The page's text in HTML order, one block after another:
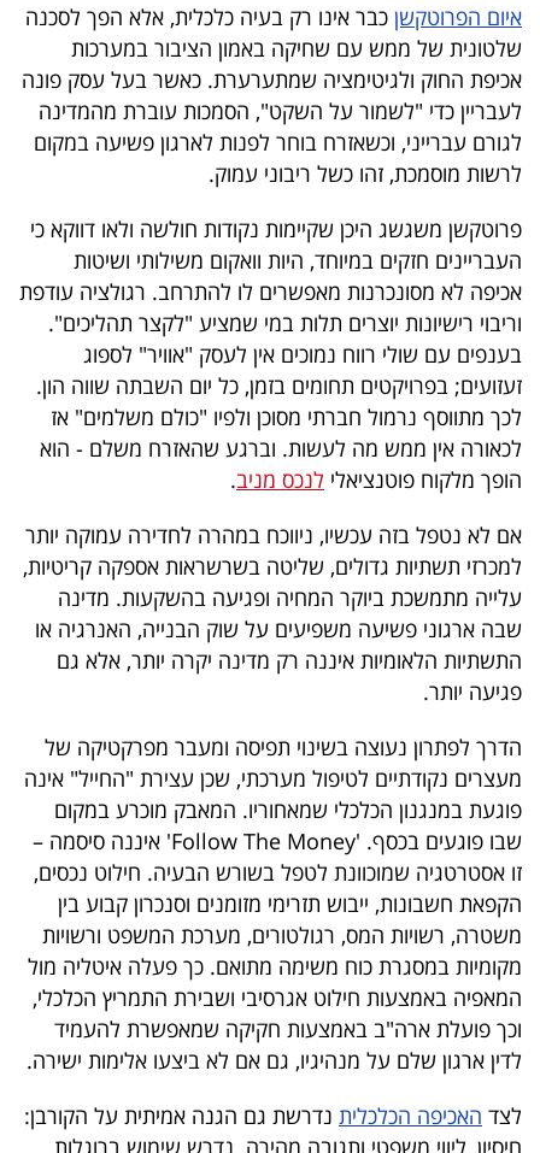
איום הפרוטקשן כבר אינו רק בעיה כלכלית, אלא הפך לסכנה
שלטונית של ממש עם שחיקה באמון הציבור במערכות
אכיפת החוק ולגיטימציה שמתערערת. כאשר בעל עסק פונה
לעבריין כדי "לשמור על השקט", הסמכות עוברת מהמדינה
לגורם עברייני, וכשאזרח בוחר לפנות לארגון פשיעה במקום
לרשות מוסמכת, זהו כשל ריבוני עמוק.
פרוטקשן משגשג היכן שקיימות נקודות חולשה ולאו דווקא כי
העבריינים חזקים במיוחד, היות וואקום משילותי ושיטות
אכיפה לא מסונכרנות מאפשרים לו להתרחב. רגולציה עודפת
וריבוי רישיונות יוצרים תלות במי שמציע "לקצר תהליכים".
בענפים עם שולי רווח נמוכים אין לעסק "אוויר" לספוג
זעזועים; בפרויקטים תחומים בזמן, כל יום השבתה שווה הון.
לכך מתווסף נרמול חברתי מסוכן ולפיו "כולם משלמים" אז
לכאורה אין ממש מה לעשות. וברגע שהאזרח משלם - הוא
הופך מלקוח פוטנציאלי לנכס מניב.
אם לא נטפל בזה עכשיו, ניווכח במהרה לחדירה עמוקה יותר
למכרזי תשתיות גדולים, שליטה בשרשראות אספקה קריטיות,
עלייה מתמשכת ביוקר המחיה ופגיעה בהשקעות. מדינה
שבה ארגוני פשיעה משפיעים על שוק הבנייה, האנרגיה או
התשתיות הלאומיות איננה רק מדינה יקרה יותר, אלא גם
פגיעה יותר.
הדרך לפתרון נעוצה בשינוי תפיסה ומעבר מפרקטיקה של
מעצרים נקודתיים לטיפול מערכתי, שכן עצירת "החייל" אינה
פוגעת במנגנון הכלכלי שמאחוריו. המאבק מוכרע במקום
שבו פוגעים בכסף. 'Follow The Money' איננה סיסמה –
זו אסטרטגיה שמוכוונת לטפל בשורש הבעיה. חילוט נכסים,
הקפאת חשבונות, ייבוש תזרימי מזומנים וסנכרון קבוע בין
משטרה, רשויות המס, רגולטורים, מערכת המשפט ורשויות
מקומיות במסגרת כוח משימה מתואם. כך פעלה איטליה מול
המאפיה באמצעות חילוט אגרסיבי ושבירת התמריץ הכלכלי,
וכך פועלת ארה"ב באמצעות חקיקה שמאפשרת להעמיד
לדין ארגון שלם על מנהיגיו, גם אם לא ביצעו אלימות ישירה.
לצד האכיפה הכלכלית נדרשת גם הגנה אמיתית על הקורבן:
חיסיון, ליווי משפטי ותגובה מהירה. נדרש שימוש ברוגלות